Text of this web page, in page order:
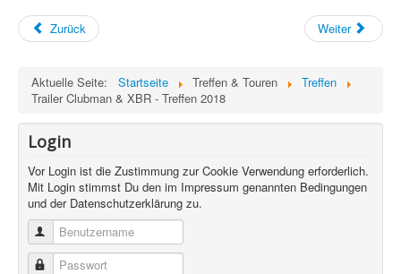
Zurück Weiter
Aktuelle Seite: Startseite Treffen & Touren
Treffen
Trailer Clubman & XBR - Treffen 2018
Login
Vor Login ist die Zustimmung zur Cookie Verwendung erforderlich.
Mit Login stimmst Du den im Impressum genannten Bedingungen
und der Datenschutzerklärung zu.
Benutzername
Passwort